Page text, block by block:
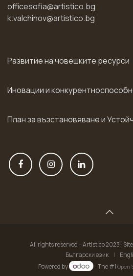
officesofia@artistico.bg
k.valchinov@artistico.bg
Развитие на човешките ресурси
Иновации и
План за възстановяване и
All rights reserved – Artistico 2023-
Български език
|
Powered by
- The #1Open